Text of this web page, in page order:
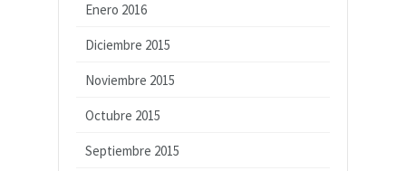
Enero 2016
Diciembre 2015
Noviembre 2015
Octubre 2015
Septiembre 2015